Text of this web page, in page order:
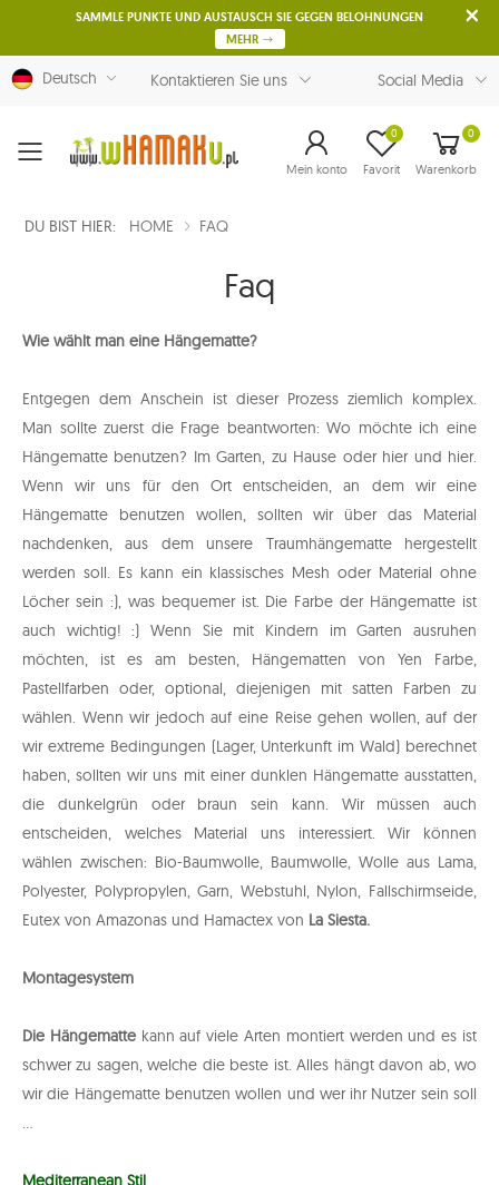
SAMMLE PUNKTE UND AUSTAUSCH SIE GEGEN BELOHNUNGEN
MEHR
Deutsch Kontaktieren Sie uns Social Media
Menu Mein konto Favorit
0 0
Warenkorb
DU BIST HIER: HOME FAQ
Faq
Wie wählt man eine Hängematte?
Entgegen dem Anschein ist dieser Prozess ziemlich komplex.
Man sollte zuerst die Frage beantworten: Wo möchte ich eine
Hängematte benutzen? Im Garten, zu Hause oder hier und hier.
Wenn wir uns für den Ort entscheiden, an dem wir eine
Hängematte benutzen wollen, sollten wir über das Material
nachdenken, aus dem unsere Traumhängematte hergestellt
werden soll. Es kann ein klassisches Mesh oder Material ohne
Löcher sein :), was bequemer ist. Die Farbe der Hängematte ist
auch wichtig! :) Wenn Sie mit Kindern im Garten ausruhen
möchten, ist es am besten, Hängematten von Yen Farbe,
Pastellfarben oder, optional, diejenigen mit satten Farben zu
wählen. Wenn wir jedoch auf eine Reise gehen wollen, auf der
wir extreme Bedingungen (Lager, Unterkunft im Wald) berechnet
haben, sollten wir uns mit einer dunklen Hängematte ausstatten,
die dunkelgrün oder braun sein kann. Wir müssen auch
entscheiden, welches Material uns interessiert. Wir können
wählen zwischen: Bio-Baumwolle, Baumwolle, Wolle aus Lama,
Polyester, Polypropylen, Garn, Webstuhl, Nylon, Fallschirmseide,
Eutex von Amazonas und Hamactex von La Siesta.
Montagesystem
Die Hängemattekann auf viele Arten montiert werden und es ist
schwer zu sagen, welche die beste ist. Alles hängt davon ab, wo
wir die Hängematte benutzen wollen und wer ihr Nutzer sein soll
...
Mediterranean Stil